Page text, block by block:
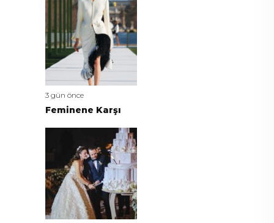
3 gün önce
Feminene Karşı